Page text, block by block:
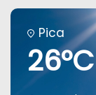
Pica
26°C